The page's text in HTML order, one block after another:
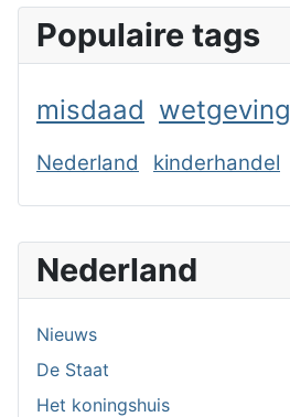
Nederland
Nieuws
De Staat
Het koningshuis
Populaire tags
misdaad wetgeving
Nederland
kinderhandel